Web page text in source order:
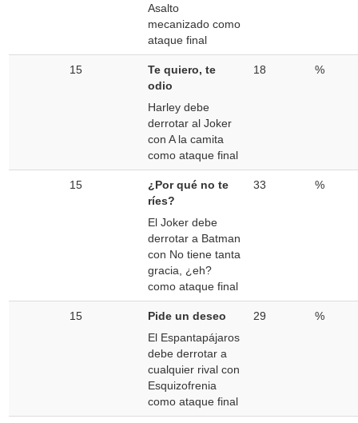
Asalto
mecanizado como
ataque final
15
Te quiero, te
odio
Harley debe
derrotar al Joker
con A la camita
como ataque final
18 %
15
¿Por qué no te
ríes?
El Joker debe
derrotar a Batman
con No tiene tanta
gracia, ¿eh?
como ataque final
33 %
15
Pide un deseo
El Espantapájaros
debe derrotar a
cualquier rival con
Esquizofrenia
como ataque final
29 %